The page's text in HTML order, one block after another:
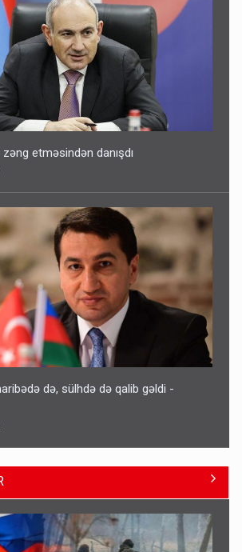
etməsindən danışdı
də, sülhdə də qalib gəldi -